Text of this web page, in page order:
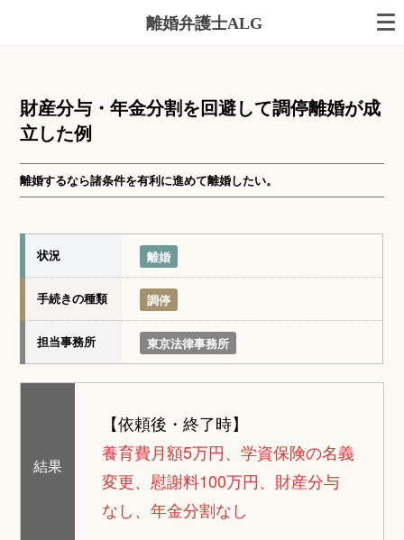
離婚弁護士ALG
財産分与・年金分割を回避して調停離婚が成
立した例
離婚するなら諸条件を有利に進めて離婚したい。
状況 離婚
手続きの種類 調停
担当事務所 東京法律事務所
結果
【依頼後・終了時】
養育費月額5万円、学資保険の名義
変更、慰謝料100万円、財産分与
なし、年金分割なし